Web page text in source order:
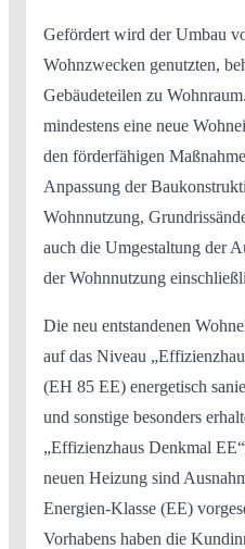
Gefördert wird der Umbau
Wohnzwecken genutzten,
Gebäudeteilen zu
mindestens eine neue
den förderfähigen
Anpassung der
Wohnnutzung,
auch die Umgestaltung der
der Wohnnutzung
Die neu entstandenen
auf das Niveau
(EH 85 EE) energetisch
und sonstige besonders
„Effizienzhaus Denkmal
neuen Heizung sind
Energien-Klasse (EE)
Vorhabens haben die